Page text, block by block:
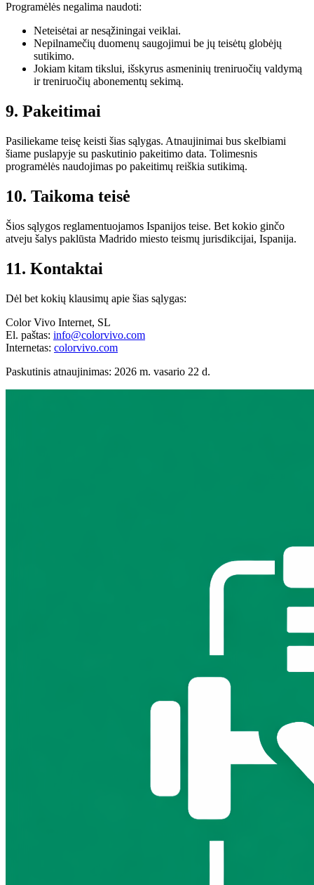
Programėlės negalima naudoti:
Neteisėtai ar nesąžiningai veiklai.
Nepilnamečių duomenų saugojimui be jų teisėtų globėjų
sutikimo.
Jokiam kitam tikslui, išskyrus asmeninių treniruočių valdymą
ir treniruočių abonementų sekimą.
9. Pakeitimai
Pasiliekame teisę keisti šias sąlygas. Atnaujinimai bus skelbiami
šiame puslapyje su paskutinio pakeitimo data. Tolimesnis
programėlės naudojimas po pakeitimų reiškia sutikimą.
10. Taikoma teisė
Šios sąlygos reglamentuojamos Ispanijos teise. Bet kokio ginčo
atveju šalys paklūsta Madrido miesto teismų jurisdikcijai, Ispanija.
11. Kontaktai
Dėl bet kokių klausimų apie šias sąlygas:
Color Vivo Internet, SL
El. paštas: info@colorvivo.com
Internetas: colorvivo.com
Paskutinis atnaujinimas: 2026 m. vasario 22 d.